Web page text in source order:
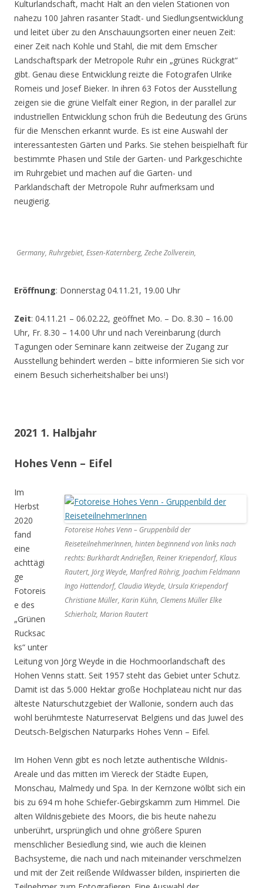
Kulturlandschaft, macht Halt an den vielen Stationen von
nahezu 100 Jahren rasanter Stadt- und Siedlungsentwicklung
und leitet über zu den Anschauungsorten einer neuen Zeit:
einer Zeit nach Kohle und Stahl, die mit dem Emscher
Landschaftspark der Metropole Ruhr ein „grünes Rückgrat“
gibt. Genau diese Entwicklung reizte die Fotografen Ulrike
Romeis und Josef Bieker. In ihren 63 Fotos der Ausstellung
zeigen sie die grüne Vielfalt einer Region, in der parallel zur
industriellen Entwicklung schon früh die Bedeutung des Grüns
für die Menschen erkannt wurde. Es ist eine Auswahl der
interessantesten Gärten und Parks. Sie stehen beispielhaft für
bestimmte Phasen und Stile der Garten- und Parkgeschichte
im Ruhrgebiet und machen auf die Garten- und
Parklandschaft der Metropole Ruhr aufmerksam und
neugierig.
Germany, Ruhrgebiet, Essen-Katernberg, Zeche Zollverein,
Eröffnung: Donnerstag 04.11.21, 19.00 Uhr
Zeit: 04.11.21 – 06.02.22, geöffnet Mo. – Do. 8.30 – 16.00
Uhr, Fr. 8.30 – 14.00 Uhr und nach Vereinbarung (durch
Tagungen oder Seminare kann zeitweise der Zugang zur
Ausstellung behindert werden – bitte informieren Sie sich vor
einem Besuch sicherheitshalber bei uns!)
2021 1. Halbjahr
Hohes Venn – Eifel
Fotoreise Hohes Venn – Gruppenbild der
ReiseteilnehmerInnen, hinten beginnend von links nach
rechts: Burkhardt Andrießen, Reiner Kriependorf, Klaus
Rautert, Jörg Weyde, Manfred Röhrig, Joachim Feldmann
Ingo Hattendorf, Claudia Weyde, Ursula Kriependorf
Christiane Müller, Karin Kühn, Clemens Müller Elke
Schierholz, Marion Rautert
Im
Herbst
2020
fand
eine
achttägi
ge
Fotoreis
e des
„Grünen
Rucksac
ks“ unter
Leitung von Jörg Weyde in die Hochmoorlandschaft des
Hohen Venns statt. Seit 1957 steht das Gebiet unter Schutz.
Damit ist das 5.000 Hektar große Hochplateau nicht nur das
älteste Naturschutzgebiet der Wallonie, sondern auch das
wohl berühmteste Naturreservat Belgiens und das Juwel des
Deutsch-Belgischen Naturparks Hohes Venn – Eifel.
Im Hohen Venn gibt es noch letzte authentische Wildnis-
Areale und das mitten im Viereck der Städte Eupen,
Monschau, Malmedy und Spa. In der Kernzone wölbt sich ein
bis zu 694 m hohe Schiefer-Gebirgskamm zum Himmel. Die
alten Wildnisgebiete des Moors, die bis heute nahezu
unberührt, ursprünglich und ohne größere Spuren
menschlicher Besiedlung sind, wie auch die kleinen
Bachsysteme, die nach und nach miteinander verschmelzen
und mit der Zeit reißende Wildwasser bilden, inspirierten die